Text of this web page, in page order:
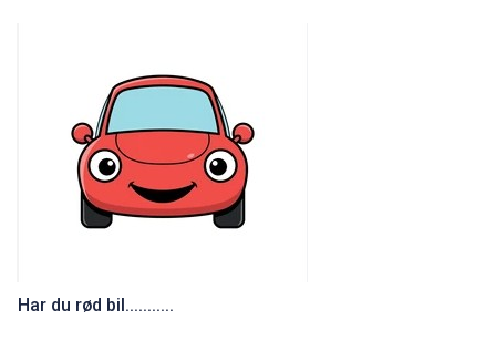
Har du rød bil...........